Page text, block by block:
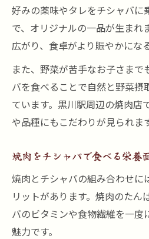
好みの薬味やタレをチシャバに
で、オリジナルの一品が生まれ
広がり、食卓がより賑やかにな
また、野菜が苦手なお子さまで
バを食べることで自然と野菜摂
ています。黒川駅周辺の焼肉店
や品種にもこだわりが見られます
焼肉をチシャバで食べる栄養
焼肉とチシャバの組み合わせに
リットがあります。焼肉のたん
バのビタミンや食物繊維を一度
魅力です。